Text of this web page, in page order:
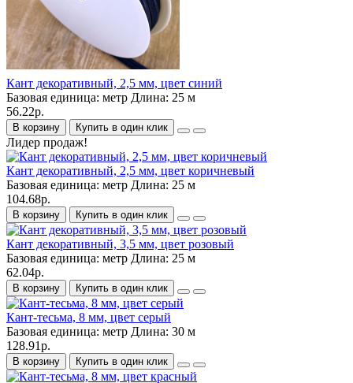
Кант декоративный, 2,5 мм, цвет синий
Базовая единица: метр Длина: 25 м
56.22р.
В корзину Купить в один клик
Лидер продаж!
Кант декоративный, 2,5 мм, цвет коричневый
Базовая единица: метр Длина: 25 м
104.68р.
В корзину Купить в один клик
Кант декоративный, 3,5 мм, цвет розовый
Базовая единица: метр Длина: 25 м
62.04р.
В корзину Купить в один клик
Кант-тесьма, 8 мм, цвет серый
Базовая единица: метр Длина: 30 м
128.91р.
В корзину Купить в один клик